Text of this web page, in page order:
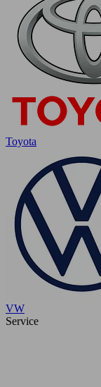
Toyota
VW
Service